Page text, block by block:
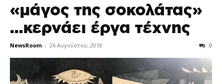
«μάγος της σοκολάτας»
…κερνάει έργα τέχνης
NewsRoom - 26 Αυγούστου, 2018 0